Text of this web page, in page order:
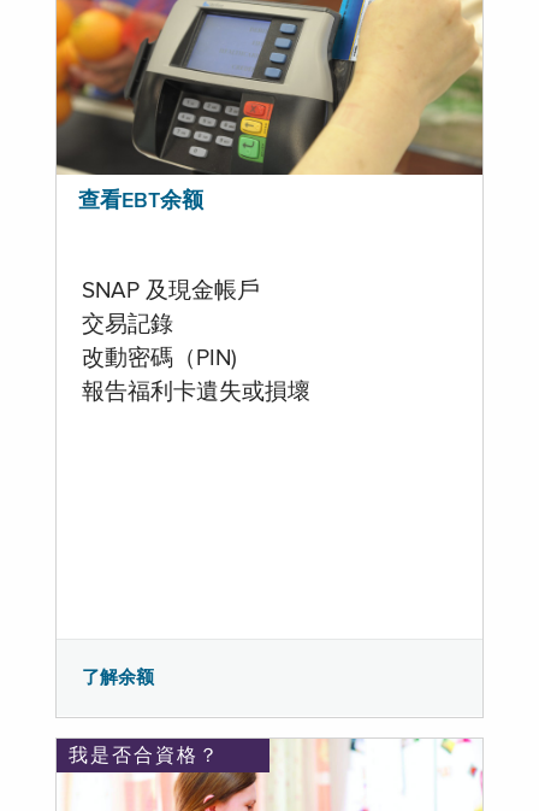
查看EBT余额
SNAP 及現金帳戶
交易記錄
改動密碼（PIN)
報告福利卡遺失或損壞
了解余额
我是否合資格？